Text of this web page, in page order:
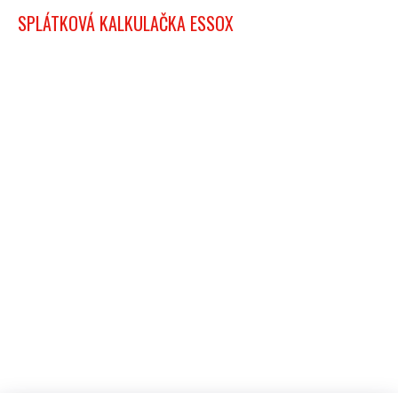
SPLÁTKOVÁ KALKULAČKA ESSOX